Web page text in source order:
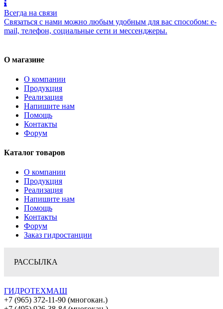
Всегда на связи
Связаться с нами можно любым удобным для вас способом: e-
mail, телефон, социальные сети и мессенджеры.
О магазине
О компании
Продукция
Реализация
Напишите нам
Помощь
Контакты
Форум
Каталог товаров
О компании
Продукция
Реализация
Напишите нам
Помощь
Контакты
Форум
Заказ гидростанции
РАССЫЛКА
ГИДРОТЕХМАШ
+7 (965) 372-11-90 (многокан.)